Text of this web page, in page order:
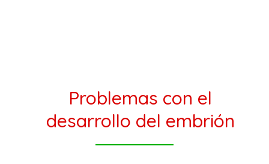
Problemas con el
desarrollo del embrión